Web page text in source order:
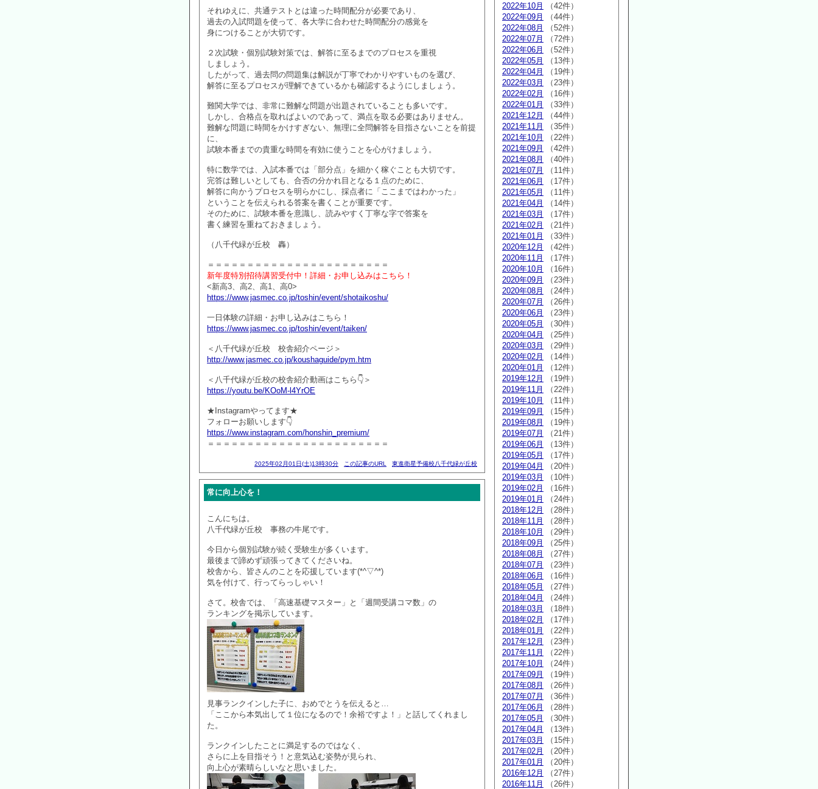
それゆえに、共通テストとは違った時間配分が必要であり、
過去の入試問題を使って、各大学に合わせた時間配分の感覚を
身につけることが大切です。
２次試験・個別試験対策では、解答に至るまでのプロセスを重視
しましょう。
したがって、過去問の問題集は解説が丁寧でわかりやすいものを選び、
解答に至るプロセスが理解できているかも確認するようにしましょう。
難関大学では、非常に難解な問題が出題されていることも多いです。
しかし、合格点を取ればよいのであって、満点を取る必要はありません。
難解な問題に時間をかけすぎない、無理に全問解答を目指さないことを前提
に、
試験本番までの貴重な時間を有効に使うことを心がけましょう。
特に数学では、入試本番では「部分点」を細かく稼ぐことも大切です。
完答は難しいとしても、合否の分かれ目となる１点のために、
解答に向かうプロセスを明らかにし、採点者に「ここまではわかった」
ということを伝えられる答案を書くことが重要です。
そのために、試験本番を意識し、読みやすく丁寧な字で答案を
書く練習を重ねておきましょう。
（八千代緑が丘校 轟）
＝＝＝＝＝＝＝＝＝＝＝＝＝＝＝＝＝＝＝＝＝＝＝
新年度特別招待講習受付中！詳細・お申し込みはこちら！
<新高3、高2、高1、高0>
https://www.jasmec.co.jp/toshin/event/shotaikoshu/
一日体験の詳細・お申し込みはこちら！
https://www.jasmec.co.jp/toshin/event/taiken/
＜八千代緑が丘校 校舎紹介ページ＞
http://www.jasmec.co.jp/koushaguide/pym.htm
＜八千代緑が丘校の校舎紹介動画はこちら👇＞
https://youtu.be/KOoM-l4YrOE
★Instagramやってます★
フォローお願いします👇
https://www.instagram.com/honshin_premium/
＝＝＝＝＝＝＝＝＝＝＝＝＝＝＝＝＝＝＝＝＝＝＝
2025年02月01日(土)13時30分 この記事のURL 東進衛星予備校八千代緑が丘校
常に向上心を！
こんにちは。
八千代緑が丘校 事務の牛尾です。
今日から個別試験が続く受験生が多くいます。
最後まで諦めず頑張ってきてくださいね。
校舎から、皆さんのことを応援しています(*^▽^*)
気を付けて、行ってらっしゃい！
さて。校舎では、「高速基礎マスター」と「週間受講コマ数」の
ランキングを掲示しています。
見事ランクインした子に、おめでとうを伝えると…
「ここから本気出して１位になるので！余裕ですよ！」と話してくれまし
た。
ランクインしたことに満足するのではなく、
さらに上を目指そう！と意気込む姿勢が見られ、
向上心が素晴らしいなと思いました。
2022年10月
（42件）
2022年09月
（44件）
2022年08月
（52件）
2022年07月
（72件）
2022年06月
（52件）
2022年05月
（13件）
2022年04月
（19件）
2022年03月
（23件）
2022年02月
（16件）
2022年01月
（33件）
2021年12月
（44件）
2021年11月
（35件）
2021年10月
（22件）
2021年09月
（42件）
2021年08月
（40件）
2021年07月
（11件）
2021年06月
（17件）
2021年05月
（11件）
2021年04月
（14件）
2021年03月
（17件）
2021年02月
（21件）
2021年01月
（33件）
2020年12月
（42件）
2020年11月
（17件）
2020年10月
（16件）
2020年09月
（23件）
2020年08月
（24件）
2020年07月
（26件）
2020年06月
（23件）
2020年05月
（30件）
2020年04月
（25件）
2020年03月
（29件）
2020年02月
（14件）
2020年01月
（12件）
2019年12月
（19件）
2019年11月
（22件）
2019年10月
（11件）
2019年09月
（15件）
2019年08月
（19件）
2019年07月
（21件）
2019年06月
（13件）
2019年05月
（17件）
2019年04月
（20件）
2019年03月
（10件）
2019年02月
（16件）
2019年01月
（24件）
2018年12月
（28件）
2018年11月
（28件）
2018年10月
（29件）
2018年09月
（25件）
2018年08月
（27件）
2018年07月
（23件）
2018年06月
（16件）
2018年05月
（27件）
2018年04月
（24件）
2018年03月
（18件）
2018年02月
（17件）
2018年01月
（22件）
2017年12月
（23件）
2017年11月
（22件）
2017年10月
（24件）
2017年09月
（19件）
2017年08月
（26件）
2017年07月
（36件）
2017年06月
（28件）
2017年05月
（30件）
2017年04月
（13件）
2017年03月
（15件）
2017年02月
（20件）
2017年01月
（20件）
2016年12月
（27件）
2016年11月
（26件）